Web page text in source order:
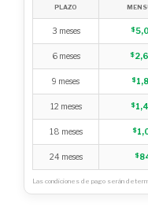
PLAZO
3 meses $
6 meses $
9 meses $
12 meses $
18 meses $
24 meses $
Las condiciones de pago serán